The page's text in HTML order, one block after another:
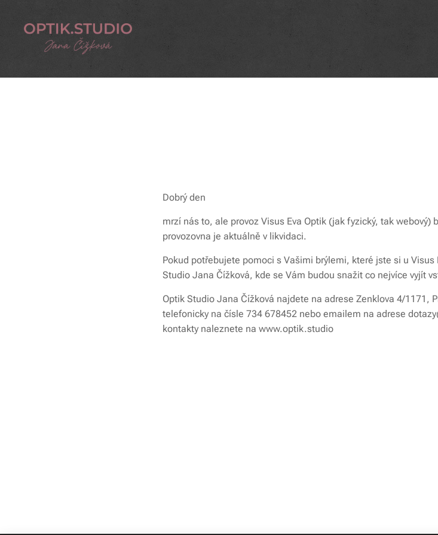
Dobrý den
mrzí nás to, ale provoz Visus Eva Optik (jak fyzický, tak
provozovna je aktuálně v likvidaci.
Pokud potřebujete pomoci s Vašimi brýlemi, které jste si u
Studio Jana Čížková, kde se Vám budou snažit co nejvíce vyjít
Optik Studio Jana Čížková najdete na adrese Zenklova 4/1171,
telefonicky na čísle 734 678452 nebo emailem na adrese
kontakty naleznete na www.optik.studio